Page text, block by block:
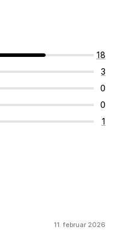
18
3
0
0
1
11. februar 2026